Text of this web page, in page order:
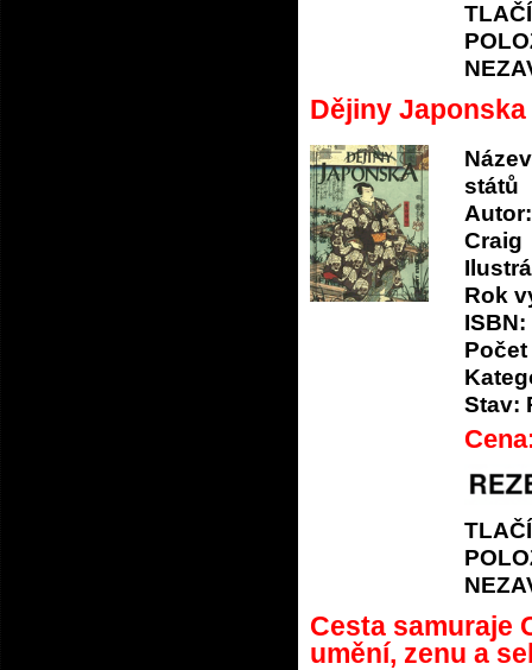
Dějiny
států
Autor:
Craig
Rok
ISBN:
Stav:
Cesta samuraje
umění, zenu a